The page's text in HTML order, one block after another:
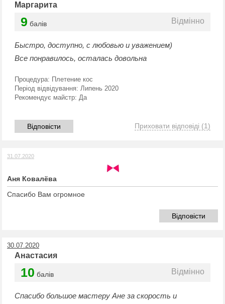
Маргарита
9 балів Відмінно
Быстро, доступно, с любовью и уважением)
Все понравилось, осталась довольна
Процедура: Плетение кос
Період відвідування: Липень 2020
Рекомендує майстр: Да
Відповісти Приховати відповіді (1)
31.07.2020
Аня Ковалёва
Спасибо Вам огромное
Відповісти
30.07.2020
Анастасия
10 балів Відмінно
Спасибо большое мастеру Ане за скорость и